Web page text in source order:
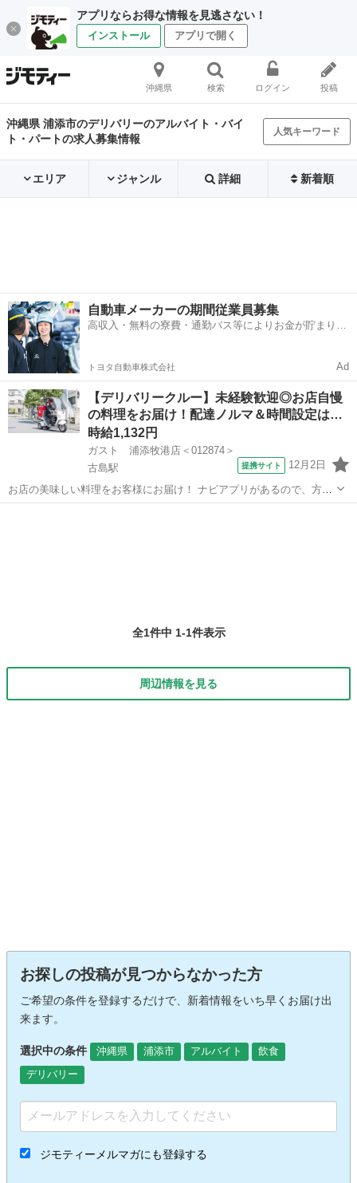
アプリならお得な情報を見逃さない！
インストール アプリで開く
沖縄県 検索 ログイン 投稿
沖縄県 浦添市のデリバリーのアルバイト・バイ
ト・パートの求人募集情報
人気キーワード
エリア ジャンル 詳細 新着順
自動車メーカーの期間従業員募集
高収入・無料の寮費・通勤バス等によりお金が貯まりや
トヨタ自動車株式会社 Ad
【デリバリークルー】未経験歓迎◎お店自慢
の料理をお届け！配達ノルマ＆時間設定は…
時給1,132円
ガスト 浦添牧港店＜012874＞
古島駅
提携サイト 12月2日
お店の美味しい料理をお客様にお届け！ ナビアプリがあるので、方向
音痴の方も安心◎ 運転に慣れるまではお店の敷地内で練習するので安
全1件中 1-1件表示
周辺情報を見る
お探しの投稿が見つからなかった方
ご希望の条件を登録するだけで、新着情報をいち早くお届け出
来ます。
選択中の条件 沖縄県 浦添市 アルバイト
飲食
デリバリー
ジモティーメルマガにも登録する